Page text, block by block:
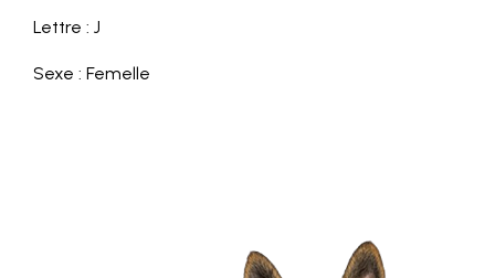
Lettre : J
Sexe : Femelle